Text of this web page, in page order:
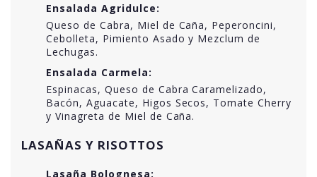
Ensalada Agridulce:
Queso de Cabra, Miel de Caña, Peperoncini,
Cebolleta, Pimiento Asado y Mezclum de
Lechugas.
Ensalada Carmela:
Espinacas, Queso de Cabra Caramelizado,
Bacón, Aguacate, Higos Secos, Tomate Cherry
y Vinagreta de Miel de Caña.
LASAÑAS Y RISOTTOS
Lasaña Bolognesa: